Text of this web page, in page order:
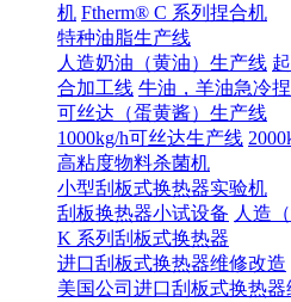
机 Ftherm® C 系列捏合机
特种油脂生产线
人造奶油（黄油）生产线
合加工线 牛油，羊油急冷
可丝达（蛋黄酱）生产线
1000kg/h可丝达生产线
高粘度物料杀菌机
小型刮板式换热器实验机
刮板换热器小试设备 人造
K 系列刮板式换热器
进口刮板式换热器维修改造
美国公司进口刮板式换热